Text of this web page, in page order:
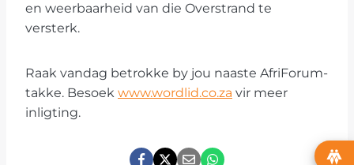
en weerbaarheid van die Overstrand te
versterk.
Raak vandag betrokke by jou naaste AfriForum-
takke. Besoek www.wordlid.co.za vir meer
inligting.